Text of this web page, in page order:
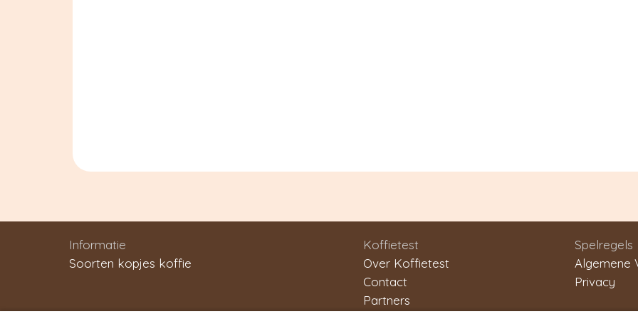
Informatie
Soorten kopjes koffie
Koffietest
Over Koffietest
Contact
Partners
Spelregels
Algemene
Privacy